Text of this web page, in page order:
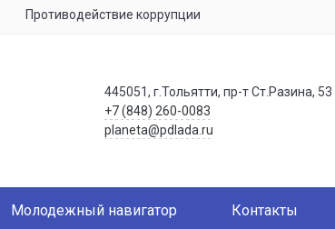
Противодействие коррупции
445051, г.Тольятти, пр-т Ст.Разина, 53
+7 (848) 260-0083
planeta@pdlada.ru
Молодежный навигатор Контакты